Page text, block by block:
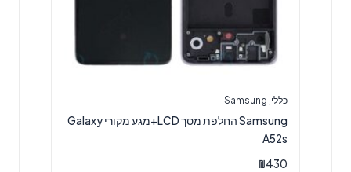
כללי Samsung
Samsung החלפת מסך LCD+מגע מקורי Galaxy
A52s
₪430